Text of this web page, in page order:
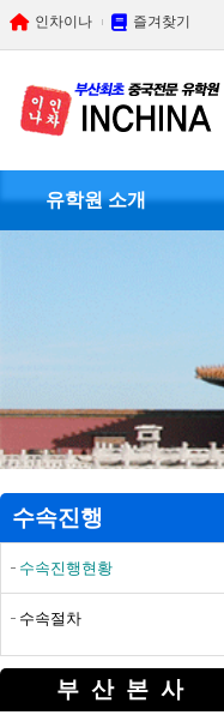
인차이나 즐겨찾기
유학원 소개
수속진행
수속진행현황
수속절차
부산본사